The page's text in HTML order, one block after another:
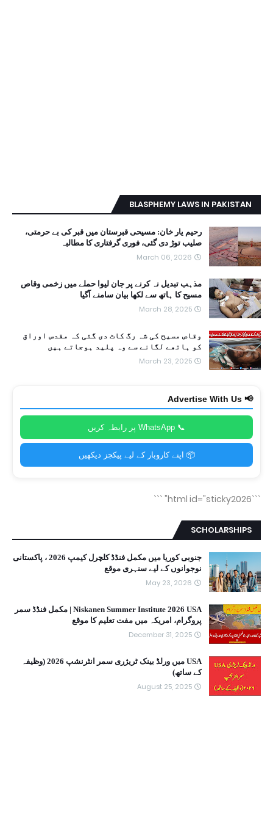
BLASPHEMY LAWS IN PAKISTAN
رحیم یار خان: مسیحی قبرستان میں قبر کی بے حرمتی،
صلیب توڑ دی گئی، فوری گرفتاری کا مطالبہ
March 06, 2026
مذہب تبدیل نہ کرنے پر جان لیوا حملے میں زخمی وقاص
مسیح کا ہاتھ سے لکھا بیان سامنے آگیا
March 28, 2025
وقاص مسیح کی شہ رگ کاٹ دی گئی کہ مقدس اوراق
کو ہاتھے لگانے سے وہ پلید ہوجاتے ہیں
March 23, 2025
📢 Advertise With Us
📞 WhatsApp پر رابطہ کریں
📦 اپنے کاروبار کے لیے پیکجز دیکھیں
```html id="sticky2026"
```
SCHOLARSHIPS
جنوبی کوریا میں مکمل فنڈڈ کلچرل کیمپ 2026 ، پاکستانی
نوجوانوں کے لیے سنہری موقع
May 23, 2026
Niskanen Summer Institute 2026 USA | مکمل فنڈڈ سمر
پروگرام، امریکہ میں مفت تعلیم کا موقع
December 31, 2025
USA میں ورلڈ بینک ٹریژری سمر انٹرنشپ 2026 (وظیفہ
کے ساتھ)
August 25, 2025